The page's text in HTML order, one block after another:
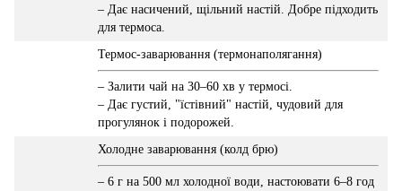
– Дає насичений, щільний настій. Добре підходить
для термоса.
Термос-заварювання (термонаполягання)
– Залити чай на 30–60 хв у термосі.
– Дає густий, "їстівний" настій, чудовий для
прогулянок і подорожей.
Холодне заварювання (колд брю)
– 6 г на 500 мл холодної води, настоювати 6–8 год